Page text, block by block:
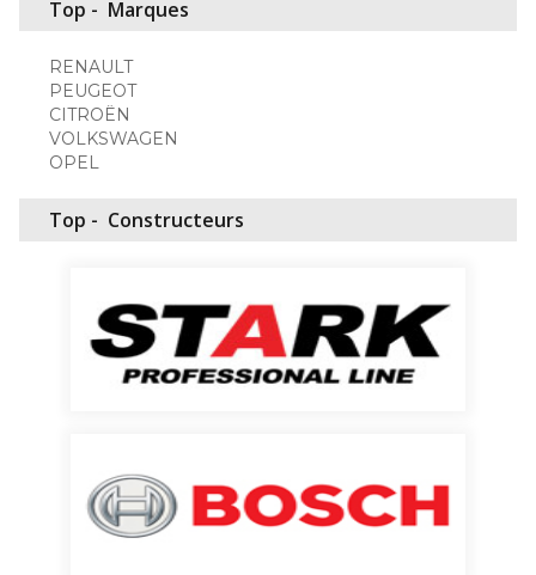
Top - Marques
RENAULT
PEUGEOT
CITROËN
VOLKSWAGEN
OPEL
Top - Constructeurs